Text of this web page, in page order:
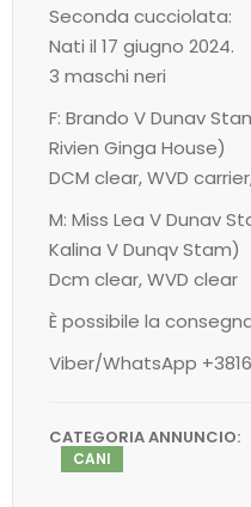
Seconda cucciolata:
Nati il ​​17 giugno 2024.
3 maschi neri
F: Brando V Dunav
Rivien Ginga House)
DCM clear, WVD
M: Miss Lea V Dunav
Kalina V Dunqv Stam)
Dcm clear, WVD clear
È possibile la
Viber/WhatsApp
CATEGORIA ANNUNCIO:
CANI